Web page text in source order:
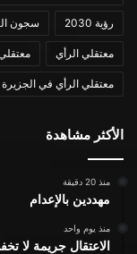
رؤية 2030 سجون
معتقلي الرأي
معتقلي الرأي في الجزيرة
الأكثر مشاهدة
منذ 20 دقيقة
مهددين بالإعدام
منذ يوم واحد
الاعتقال جريمة لا